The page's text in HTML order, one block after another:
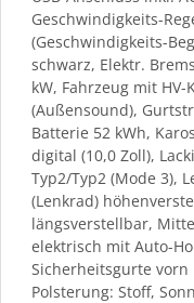
Geschwindigkeits-
(Geschwindigkeits-
schwarz, Elektr.
kW, Fahrzeug mit
(Außensound),
Batterie 52 kWh,
digital (10,0 Zoll),
Typ2/Typ2 (Mode 3),
(Lenkrad)
längsverstellbar,
elektrisch mit Auto-
Sicherheitsgurte
Polsterung: Stoff,